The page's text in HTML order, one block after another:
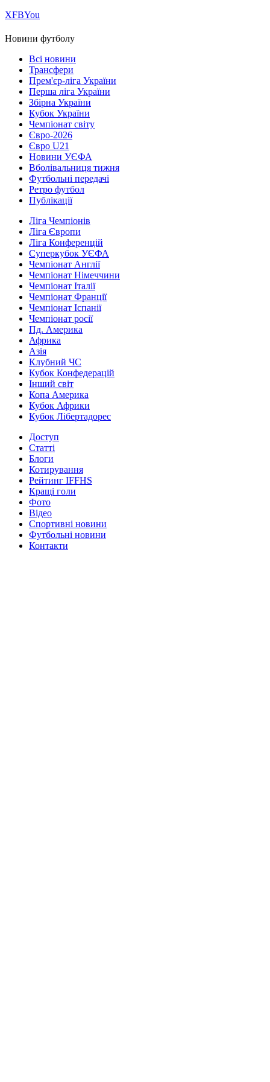
ХFBYou
Новини футболу
Всі новини
Трансфери
Прем'єр-ліга України
Перша ліга України
Збірна України
Кубок України
Чемпіонат світу
Євро-2026
Євро U21
Новини УЄФА
Вболівальниця тижня
Футбольні передачі
Ретро футбол
Публікації
Ліга Чемпіонів
Ліга Європи
Ліга Конференцій
Суперкубок УЄФА
Чемпіонат Англії
Чемпіонат Німеччини
Чемпіонат Італії
Чемпіонат Франції
Чемпіонат Іспанії
Чемпіонат росії
Пд. Америка
Африка
Азія
Клубний ЧС
Кубок Конфедерацій
Інший світ
Копа Америка
Кубок Африки
Кубок Лібертадорес
Доступ
Статті
Блоги
Котирування
Рейтинг IFFHS
Кращі голи
Фото
Відео
Спортивні новини
Футбольні новини
Контакти